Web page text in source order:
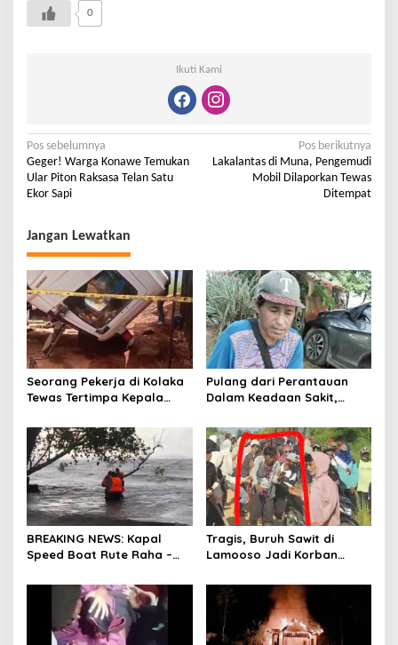
0
Ikuti Kami
Pos sebelumnya
Geger! Warga Konawe Temukan
Ular Piton Raksasa Telan Satu
Ekor Sapi
Pos berikutnya
Lakalantas di Muna, Pengemudi
Mobil Dilaporkan Tewas
Ditempat
Jangan Lewatkan
Seorang Pekerja di Kolaka
Tewas Tertimpa Kepala
Pulang dari Perantauan
Dalam Keadaan Sakit,
Diterlantarkan Istri
BREAKING NEWS: Kapal
Speed Boat Rute Raha –
Dihantam Angin dan Ombak
Tragis, Buruh Sawit di
Lamooso Jadi Korban
Diduga Terkait Tanah